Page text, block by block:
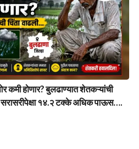
कमी होणार? बुलढाण्यात शेतकऱ्यांची
सरासरीपेक्षा १४.२ टक्के अधिक पाऊस….